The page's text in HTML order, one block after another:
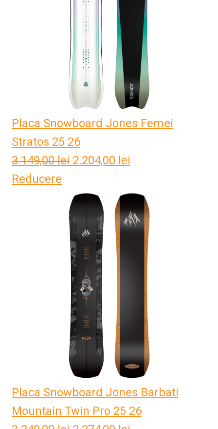
Placa Snowboard Jones Femei
Stratos 25 26
3.149,00lei Prețul
a
fost:
3.149,00 lei.
2.204,00 lei
este:
2.204,00 lei.
Reducere
Placa Snowboard Jones Barbati
Mountain Twin Pro 25 26